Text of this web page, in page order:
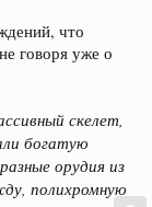
что
говоря уже о
скелет,
богатую
орудия из
полихромную